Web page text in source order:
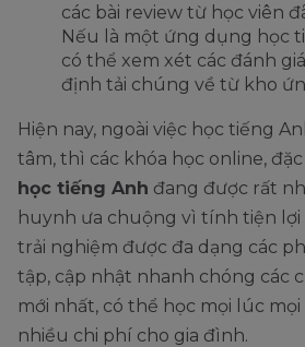
các bài review từ học viên
Nếu là một ứng dụng học
có thể xem xét các đánh
định tải chúng về từ kho
Hiện nay, ngoài việc học tiếng
tâm, thì các khóa học online,
học tiếng Anh đang được rất
huynh ưa chuộng vì tính tiện lợi
trải nghiệm được đa dạng các
tập, cập nhật nhanh chóng các
mới nhất, có thể học mọi lúc
nhiều chi phí cho gia đình.